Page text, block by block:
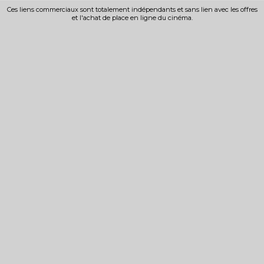
Ces liens commerciaux sont totalement indépendants et sans lien avec les offres
et l'achat de place en ligne du cinéma.